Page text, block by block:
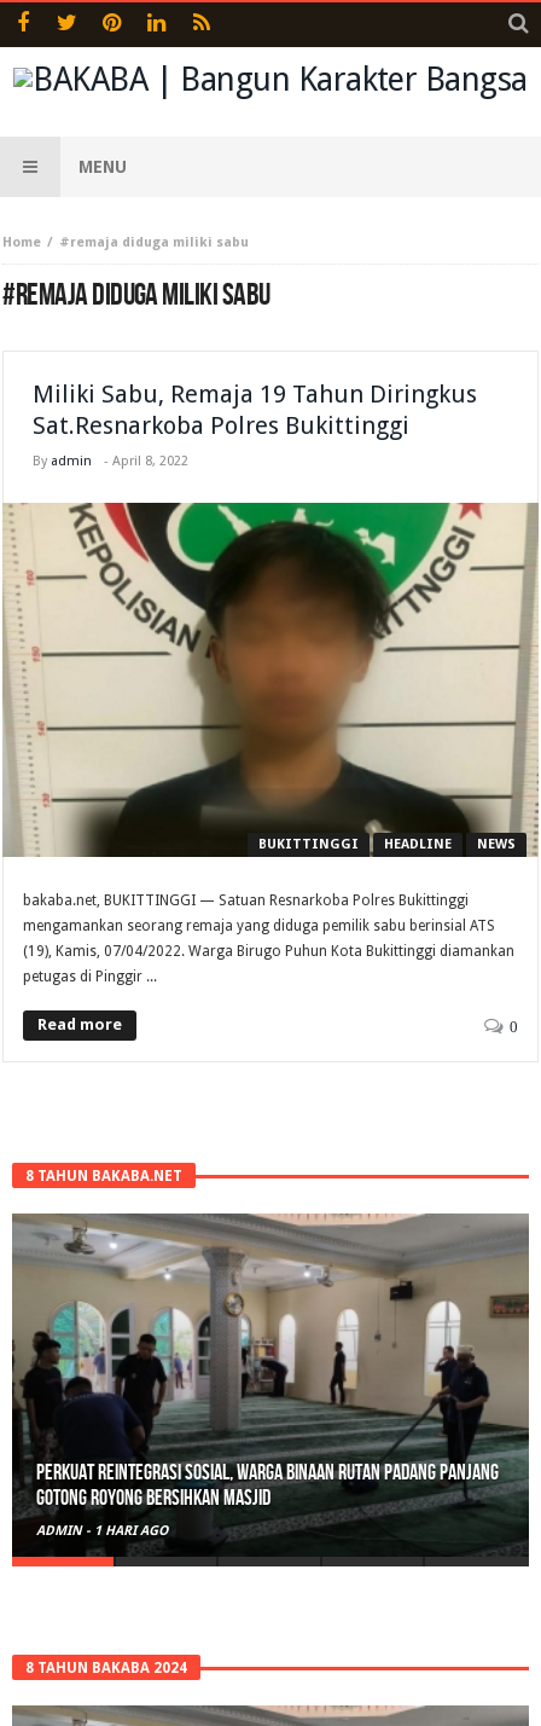
MENU
Home #remaja diduga miliki sabu
#REMAJA DIDUGA MILIKI SABU
Miliki Sabu, Remaja 19 Tahun Diringkus
Sat.Resnarkoba Polres Bukittinggi
By admin -April 8, 2022
BUKITTINGGI HEADLINE NEWS
bakaba.net, BUKITTINGGI — Satuan Resnarkoba Polres Bukittinggi
mengamankan seorang remaja yang diduga pemilik sabu berinsial ATS
(19), Kamis, 07/04/2022. Warga Birugo Puhun Kota Bukittinggi diamankan
petugas di Pinggir ...
Read more 0
8 TAHUN BAKABA.NET
Perkuat Reintegrasi Sosial, Warga Binaan Rutan Padang Panjang
Gotong Royong Bersihkan Masjid
ADMIN - 1 HARI AGO
8 TAHUN BAKABA 2024